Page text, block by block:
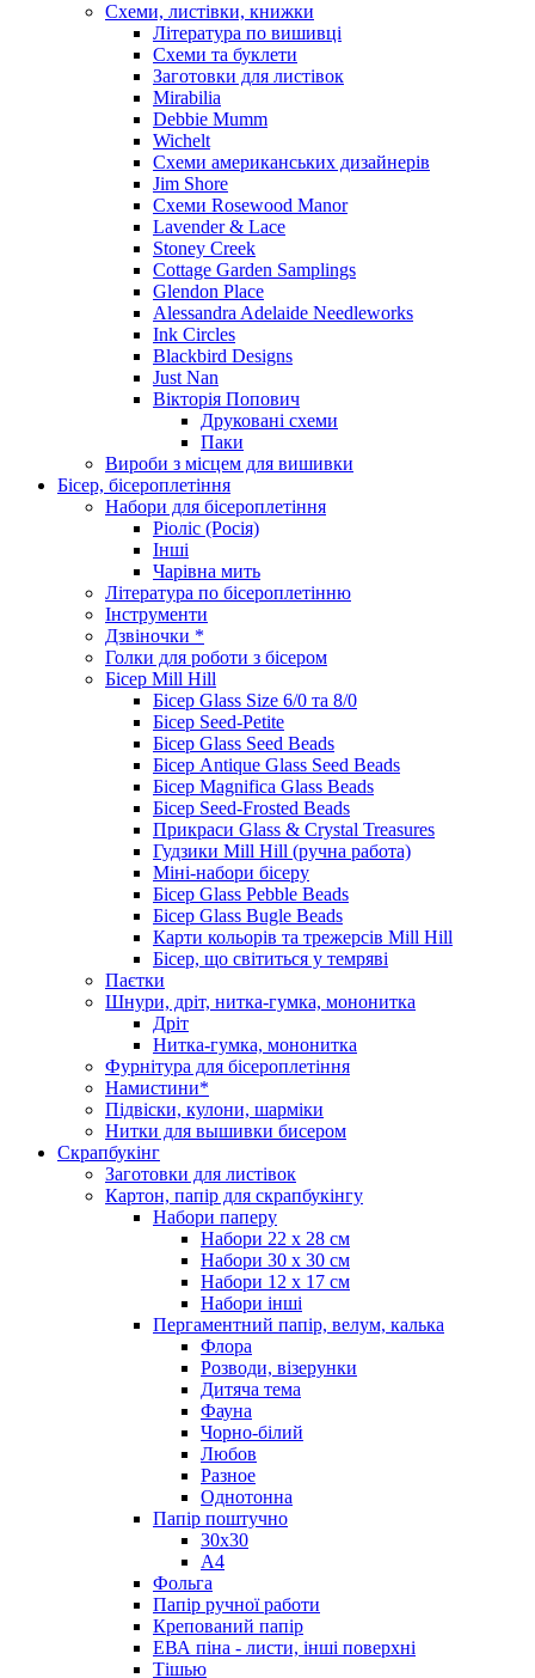
Схеми, листівки, книжки
Література по вишивці
Схеми та буклети
Заготовки для листівок
Mirabilia
Debbie Mumm
Wichelt
Схеми американських дизайнерів
Jim Shore
Cхеми Rosewood Manor
Lavender & Lace
Stoney Creek
Cottage Garden Samplings
Glendon Place
Alessandra Adelaide Needleworks
Ink Circles
Blackbird Designs
Just Nan
Вікторія Попович
Друковані схеми
Паки
Вироби з місцем для вишивки
Бісер, бісероплетіння
Набори для бісероплетіння
Ріоліс (Росія)
Інші
Чарівна мить
Література по бісероплетінню
Інструменти
Дзвіночки *
Голки для роботи з бісером
Бісер Mill Hill
Бісер Glass Size 6/0 та 8/0
Бісер Seed-Petite
Бісер Glass Seed Beads
Бісер Antique Glass Seed Beads
Бісер Magnifica Glass Beads
Бісер Seed-Frosted Beads
Прикраси Glass & Crystal Treasures
Гудзики Mill Hill (ручна работа)
Міні-набори бісеру
Бісер Glass Pebble Beads
Бісер Glass Bugle Beads
Карти кольорів та трежерсів Mill Hill
Бісер, що світиться у темряві
Паєтки
Шнури, дріт, нитка-гумка, мононитка
Дріт
Нитка-гумка, мононитка
Фурнітура для бісероплетіння
Намистини*
Підвіски, кулони, шарміки
Нитки для вышивки бисером
Скрапбукінг
Заготовки для листівок
Картон, папір для скрапбукінгу
Набори паперу
Набори 22 х 28 см
Набори 30 х 30 см
Набори 12 х 17 см
Набори інші
Пергаментний папір, велум, калька
Флора
Розводи, візерунки
Дитяча тема
Фауна
Чорно-білий
Любов
Разное
Однотонна
Папір поштучно
30х30
А4
Фольга
Папір ручної работи
Крепований папір
ЕВА піна - листи, інші поверхні
Тішью